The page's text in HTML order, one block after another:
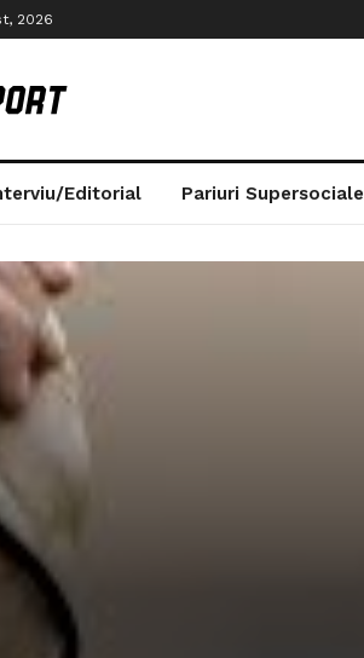
2026
Editorial Pariuri Supersociale